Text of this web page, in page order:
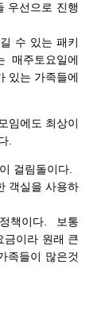
우선으로 진행
수 있는 패키
매주토요일에
있는 가족들에
임에도 최상이
.
걸림돌이다.
객실을 사용하
책이다. 보통
금이라 원래 큰
족들이 많은것